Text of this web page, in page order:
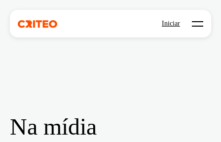
Iniciar Open
Na mídia